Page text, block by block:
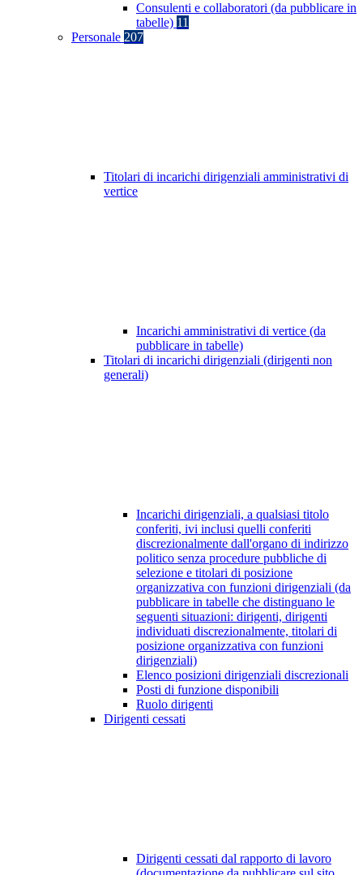
Consulenti e collaboratori (da pubblicare in
tabelle) 11
Personale 207
Titolari di incarichi dirigenziali amministrativi di
vertice
Incarichi amministrativi di vertice (da
pubblicare in tabelle)
Titolari di incarichi dirigenziali (dirigenti non
generali)
Incarichi dirigenziali, a qualsiasi titolo
conferiti, ivi inclusi quelli conferiti
discrezionalmente dall'organo di indirizzo
politico senza procedure pubbliche di
selezione e titolari di posizione
organizzativa con funzioni dirigenziali (da
pubblicare in tabelle che distinguano le
seguenti situazioni: dirigenti, dirigenti
individuati discrezionalmente, titolari di
posizione organizzativa con funzioni
dirigenziali)
Elenco posizioni dirigenziali discrezionali
Posti di funzione disponibili
Ruolo dirigenti
Dirigenti cessati
Dirigenti cessati dal rapporto di lavoro